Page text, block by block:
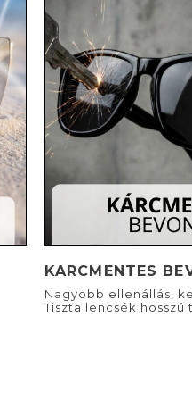
KARCMENTES
Nagyobb ellenállás,
Tiszta lencsék hosszú